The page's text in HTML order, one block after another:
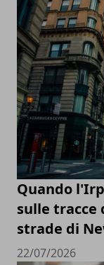
Quando
sulle
strade di
22/07/2026